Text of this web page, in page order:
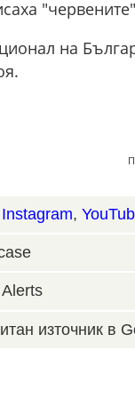
на
Instagram,
източник в